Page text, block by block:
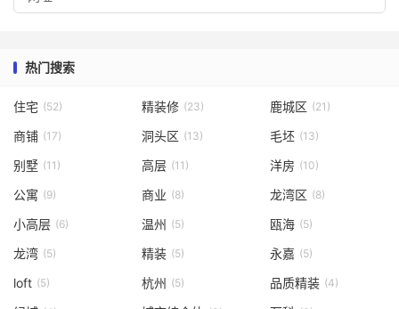
热门搜索
住宅 (52) 精装修 (23) 鹿城区 (21)
商铺 (17) 洞头区 (13) 毛坯 (13)
别墅 (11) 高层 (11) 洋房 (10)
公寓 (9) 商业 (8) 龙湾区 (8)
小高层 (6) 温州 (5) 瓯海 (5)
龙湾 (5) 精装 (5) 永嘉 (5)
loft (5) 杭州 (5) 品质精装 (4)